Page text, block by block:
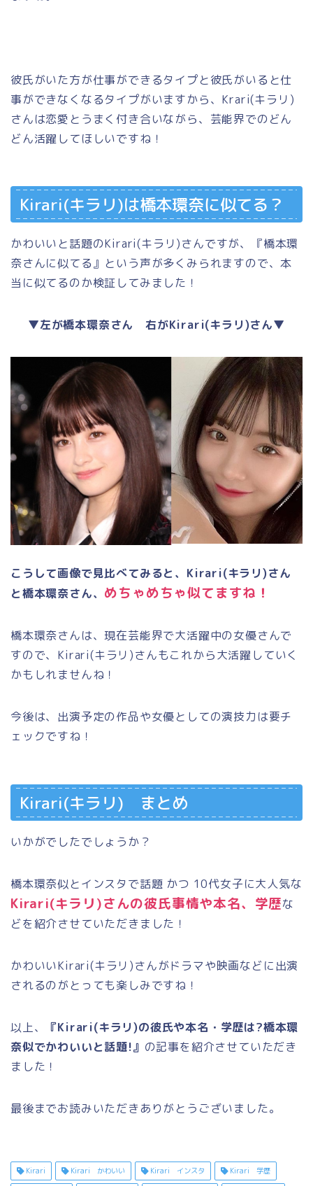
彼氏がいた方が仕事ができるタイプと彼氏がいると仕
事ができなくなるタイプがいますから、Krari(キラリ)
さんは恋愛とうまく付き合いながら、芸能界でのどん
どん活躍してほしいですね！
Kirari(キラリ)は橋本環奈に似てる？
かわいいと話題のKirari(キラリ)さんですが、『橋本環
奈さんに似てる』という声が多くみられますので、本
当に似てるのか検証してみました！
▼左が橋本環奈さん 右がKirari(キラリ)さん▼
こうして画像で見比べてみると、Kirari(キラリ)さん
と橋本環奈さん、 めちゃめちゃ似てますね！
橋本環奈さんは、現在芸能界で大活躍中の女優さんで
すので、Kirari(キラリ)さんもこれから大活躍していく
かもしれませんね！
今後は、出演予定の作品や女優としての演技力は要チ
ェックですね！
Kirari(キラリ) まとめ
いかがでしたでしょうか？
橋本環奈似とインスタで話題 かつ 10代女子に大人気な
Kirari(キラリ)さんの彼氏事情や本名、学歴な
どを紹介させていただきました！
かわいいKirari(キラリ)さんがドラマや映画などに出演
されるのがとっても楽しみですね！
以上、
『Kirari(キラリ)の彼氏や本名・学歴は?橋本環
奈似でかわいいと話題!』 の記事を紹介させていただき
ました！
最後までお読みいただきありがとうございました。
Kirari Kirari かわいい Kirari インスタ Kirari 学歴